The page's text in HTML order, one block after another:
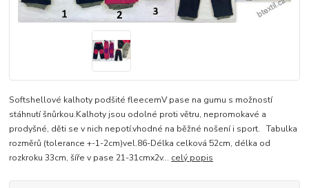
Softshellové kalhoty podšité fleecemV pase na gumu s možností
stáhnutí šnůrkou.Kalhoty jsou odolné proti větru, nepromokavé a
prodyšné, děti se v nich nepotí.vhodné na běžné nošení i sport. Tabulka
rozměrů (tolerance +-1-2cm)vel.86-Délka celková 52cm, délka od
rozkroku 33cm, šíře v pase 21-31cmx2v... celý popis